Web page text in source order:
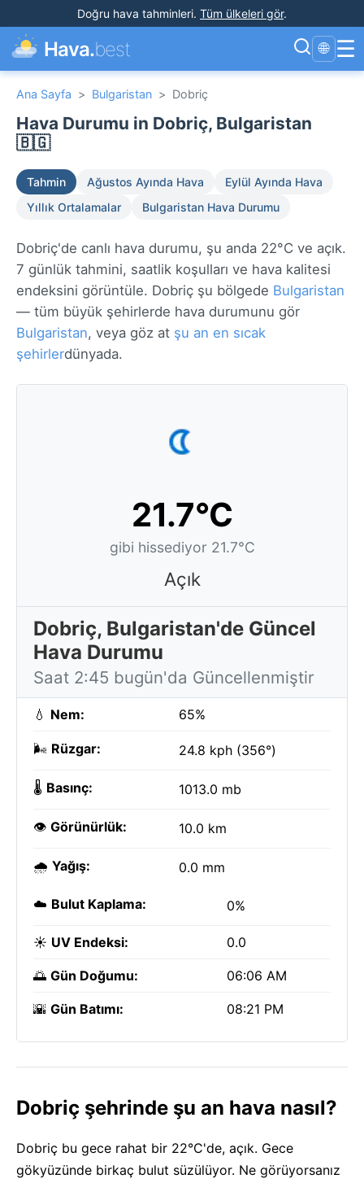
Doğru hava tahminleri. Tüm ülkeleri gör.
Hava.best 🌐 ☰
Ana Sayfa > Bulgaristan > Dobriç
Hava Durumu in Dobriç, Bulgaristan
🇧🇬
Tahmin Ağustos Ayında Hava
Eylül Ayında Hava
Yıllık Ortalamalar
Bulgaristan Hava Durumu
Dobriç'de canlı hava durumu, şu anda 22°C ve açık.
7 günlük tahmini, saatlik koşulları ve hava kalitesi
endeksini görüntüle. Dobriç şu bölgede Bulgaristan
— tüm büyük şehirlerde hava durumunu gör
Bulgaristan, veya göz at şu an en sıcak
şehirlerdünyada.
21.7°C
gibi hissediyor 21.7°C
Açık
Dobriç, Bulgaristan'de Güncel
Hava Durumu
Saat 2:45 bugün'da Güncellenmiştir
💧 Nem: 65%
🌬️ Rüzgar: 24.8 kph (356°)
🌡️ Basınç: 1013.0 mb
👁️ Görünürlük: 10.0 km
🌧️ Yağış: 0.0 mm
☁️ Bulut Kaplama: 0%
☀️ UV Endeksi: 0.0
🌅 Gün Doğumu: 06:06 AM
🌇 Gün Batımı: 08:21 PM
Dobriç şehrinde şu an hava nasıl?
Dobriç bu gece rahat bir 22°C'de, açık. Gece
gökyüzünde birkaç bulut süzülüyor. Ne görüyorsanız